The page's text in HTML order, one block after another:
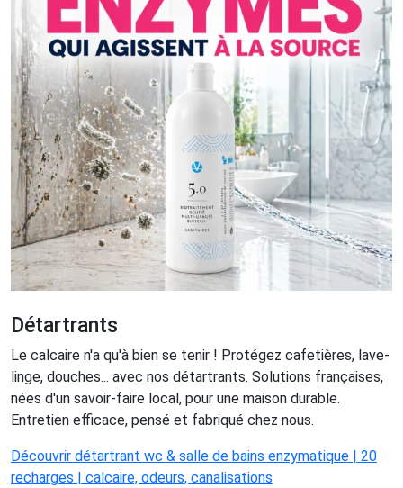
Détartrants
Le calcaire n'a qu'à bien se tenir ! Protégez cafetières, lave-
linge, douches... avec nos détartrants. Solutions françaises,
nées d'un savoir-faire local, pour une maison durable.
Entretien efficace, pensé et fabriqué chez nous.
Découvrir détartrant wc & salle de bains enzymatique | 20
recharges | calcaire, odeurs, canalisations